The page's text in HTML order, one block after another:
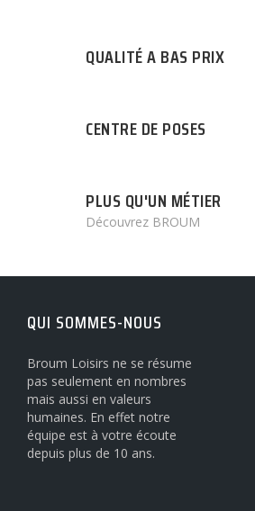
QUALITÉ A BAS PRIX
CENTRE DE POSES
PLUS QU'UN MÉTIER
Découvrez BROUM
QUI SOMMES-NOUS
Broum Loisirs ne se résume
pas seulement en nombres
mais aussi en valeurs
humaines. En effet notre
équipe est à votre écoute
depuis plus de 10 ans.